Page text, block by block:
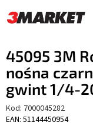
do
treści
45095 3M
nośna
gwint 1/4-
Kod: 7000045282
EAN: 51144450954